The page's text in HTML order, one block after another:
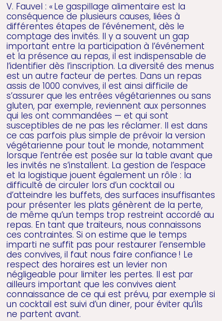
V. Fauvel : « Le gaspillage alimentaire est la
conséquence de plusieurs causes, liées à
différentes étapes de l’événement, dès le
comptage des invités. Il y a souvent un gap
important entre la participation à l’événement
et la présence au repas, il est indispensable de
l’identifier dès l’inscription. La diversité des menus
est un autre facteur de pertes. Dans un repas
assis de 1000 convives, il est ainsi difficile de
s’assurer que les entrées végétariennes ou sans
gluten, par exemple, reviennent aux personnes
qui les ont commandées — et qui sont
susceptibles de ne pas les réclamer. Il est dans
ce cas parfois plus simple de prévoir la version
végétarienne pour tout le monde, notamment
lorsque l’entrée est posée sur la table avant que
les invités ne s’installent. La gestion de l’espace
et la logistique jouent également un rôle : la
difficulté de circuler lors d’un cocktail ou
d’atteindre les buffets, des surfaces insuffisantes
pour présenter les plats génèrent de la perte,
de même qu’un temps trop restreint accordé au
repas. En tant que traiteurs, nous connaissons
ces contraintes. Si on estime que le temps
imparti ne suffit pas pour restaurer l’ensemble
des convives, il faut nous faire confiance ! Le
respect des horaires est un levier non
négligeable pour limiter les pertes. Il est par
ailleurs important que les convives aient
connaissance de ce qui est prévu, par exemple si
un cocktail est suivi d’un diner, pour éviter qu’ils
ne partent avant.